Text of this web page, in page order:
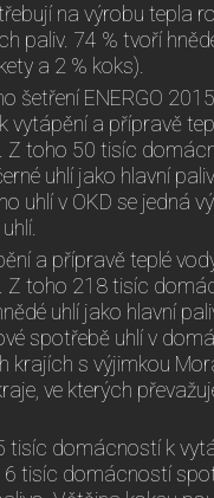
na výrobu tepla
paliv. 74 % tvoří
a 2 % koks).
šetření ENERGO
vytápění a přípravě
Z toho 50 tisíc
uhlí jako hlavní
uhlí v OKD se jedná
a přípravě teplé
Z toho 218 tisíc
uhlí jako hlavní
spotřebě uhlí v
krajích s výjimkou
ve kterých
tisíc domácností k
6 tisíc domácností